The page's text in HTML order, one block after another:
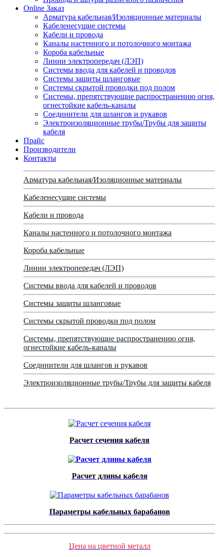
Online Заказ
Арматура кабельная/Изоляционные материалы
Кабеленесущие системы
Кабели и провода
Каналы настенного и потолочного монтажа
Короба кабельные
Линии электропередач (ЛЭП)
Системы ввода для кабелей и проводов
Системы защиты шланговые
Системы скрытой проводки под полом
Системы, препятствующие распространению огня,
огнестойкие кабель-каналы
Соединители для шлангов и рукавов
Электроизоляционные трубы/Трубы для защиты
кабеля
Прайс
Производители
Контакты
Арматура кабельная/Изоляционные материалы
Кабеленесущие системы
Кабели и провода
Каналы настенного и потолочного монтажа
Короба кабельные
Линии электропередач (ЛЭП)
Системы ввода для кабелей и проводов
Системы защиты шланговые
Системы скрытой проводки под полом
Системы, препятствующие распространению огня,
огнестойкие кабель-каналы
Соединители для шлангов и рукавов
Электроизоляционные трубы/Трубы для защиты кабеля
Расчет сечения кабеля
Расчет длины кабеля
Параметры кабельных барабанов
Цена на цветной металл